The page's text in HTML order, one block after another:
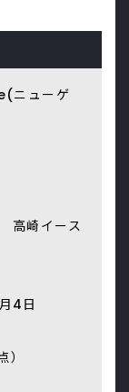
ニューゲ
崎イース
4日